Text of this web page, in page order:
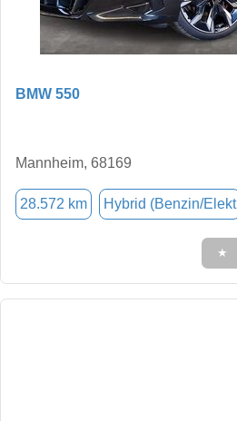
BMW 550
Mannheim, 68169
28.572 km Hybrid (Benzin/Elekt
★